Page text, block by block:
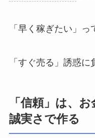
「早く稼ぎたい」っ
「すぐ売る」誘惑に
「信頼」は、
誠実さで作る